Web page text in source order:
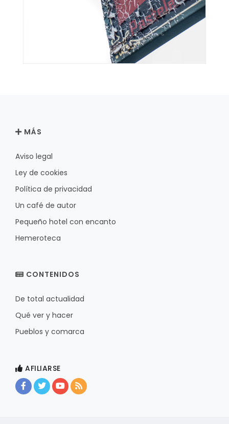
MÁS
Aviso legal
Ley de cookies
Política de privacidad
Un café de autor
Pequeño hotel con encanto
Hemeroteca
CONTENIDOS
De total actualidad
Qué ver y hacer
Pueblos y comarca
AFILIARSE